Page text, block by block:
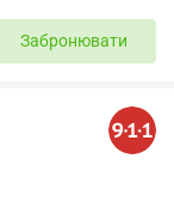
Забронювати